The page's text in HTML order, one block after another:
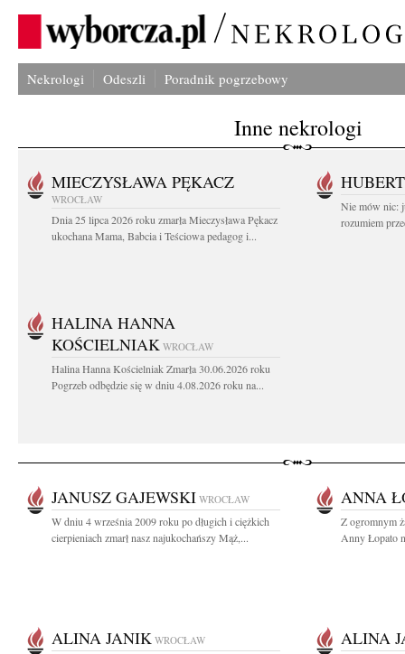
Nekrologi Odeszli Poradnik pogrzebowy
Inne nekrologi
MIECZYSŁAWA PĘKACZ
WROCŁAW
Dnia 25 lipca 2026 roku zmarła Mieczysława Pękacz
ukochana Mama, Babcia i Teściowa pedagog i...
Nie mów nic:
rozumiem
HALINA HANNA
KOŚCIELNIAK WROCŁAW
Halina Hanna Kościelniak Zmarła 30.06.2026 roku
Pogrzeb odbędzie się w dniu 4.08.2026 roku na...
JANUSZ GAJEWSKI WROCŁAW
W dniu 4 września 2009 roku po długich i ciężkich
cierpieniach zmarł nasz najukochańszy Mąż,...
ANNA
Z ogromnym
Anny Łopato
ALINA JANIK WROCŁAW ALINA